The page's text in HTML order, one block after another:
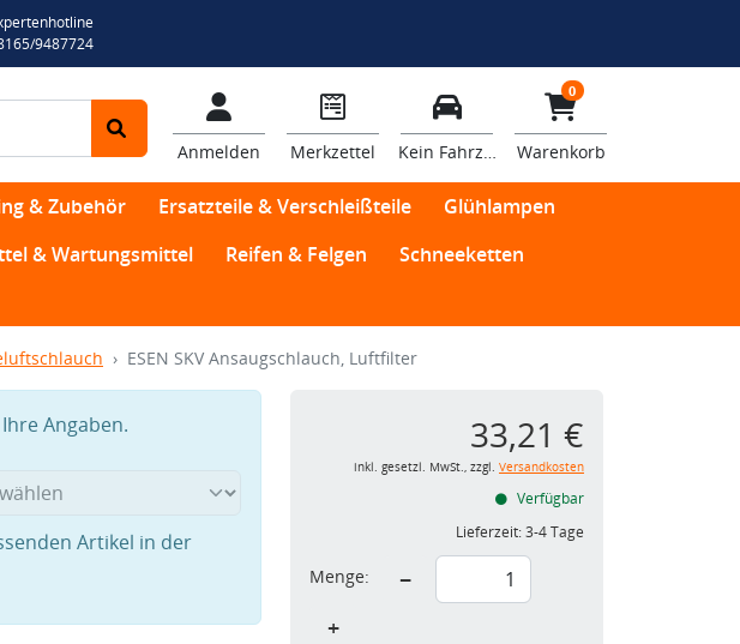
9487724
Anmelden Merkzettel Kein Fahrzeug
0
Warenkorb
& Zubehör Ersatzteile & Verschleißteile
Glühlampen
& Wartungsmittel Reifen & Felgen
Schneeketten
ESEN SKV Ansaugschlauch, Luftfilter
Angaben.
Artikel in der
33,21 €
inkl. gesetzl. MwSt., zzgl. Versandkosten
Verfügbar
Lieferzeit:3-4 Tage
Menge:
−
+